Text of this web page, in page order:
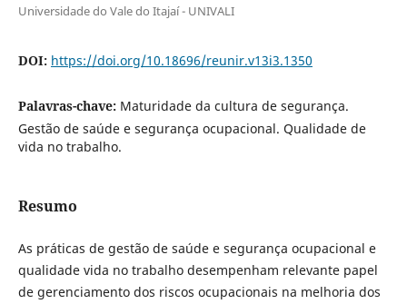
Universidade do Vale do Itajaí - UNIVALI
DOI: https://doi.org/10.18696/reunir.v13i3.1350
Palavras-chave: Maturidade da cultura de segurança.
Gestão de saúde e segurança ocupacional. Qualidade de
vida no trabalho.
Resumo
As práticas de gestão de saúde e segurança ocupacional e
qualidade vida no trabalho desempenham relevante papel
de gerenciamento dos riscos ocupacionais na melhoria dos